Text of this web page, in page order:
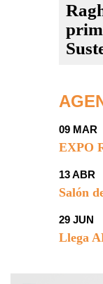
09 MAR
EXPO
13 ABR
Salón
29 JUN
Llega